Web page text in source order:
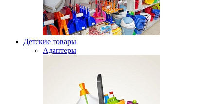
Детские товары
Адаптеры